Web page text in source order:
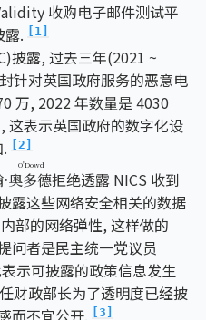
收购电子邮件测试平
.
[1]
披露, 过去三年(2021 ~
针对英国政府服务的恶意电
万, 2022 年数量是 4030
这表示英国政府的数字化设
[2]
奥多德
O'Dowd
拒绝透露 NICS 收到
露这些网络安全相关的数据
部的网络弹性, 这样做的
者是民主统一党议员
示可披露的政策信息发生
财政部长为了透明度已经披
而不宜公开.
[3]